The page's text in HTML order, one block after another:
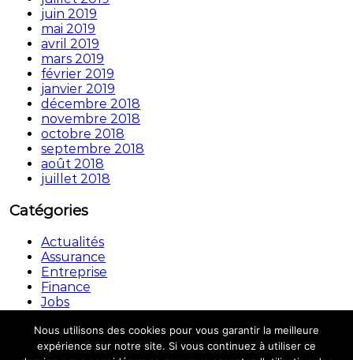
juin 2019
mai 2019
avril 2019
mars 2019
février 2019
janvier 2019
décembre 2018
novembre 2018
octobre 2018
septembre 2018
août 2018
juillet 2018
Catégories
Actualités
Assurance
Entreprise
Finance
Jobs
Copyright © © 2026.AutomouvAll rights reserved.
Nous utilisons des cookies pour vous garantir la meilleure
expérience sur notre site. Si vous continuez à utiliser ce